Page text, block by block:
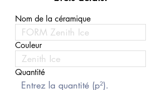
Nom de la céramique
Couleur
Quantité